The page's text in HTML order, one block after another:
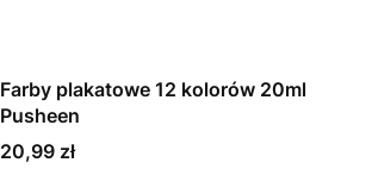
Farby plakatowe 12 kolorów 20ml
Pusheen
Cena
20,99 zł